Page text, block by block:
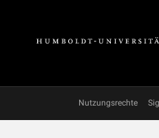
Nutzungsrechte